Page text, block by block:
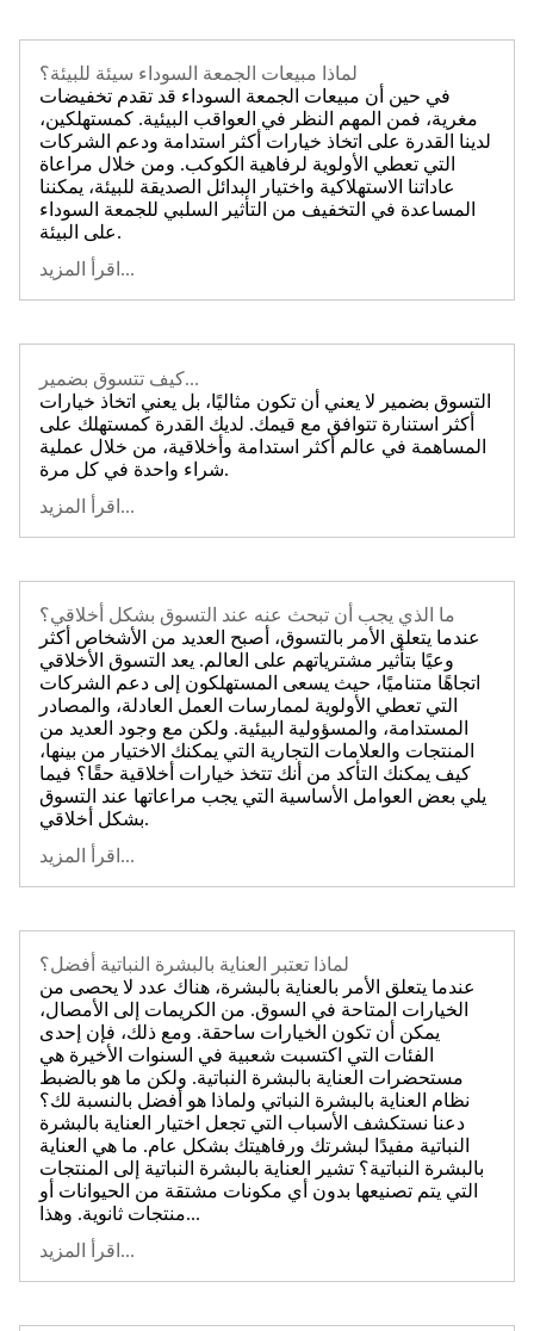
لماذا مبيعات الجمعة السوداء سيئة للبيئة؟
في حين أن مبيعات الجمعة السوداء قد تقدم تخفيضات
مغرية، فمن المهم النظر في العواقب البيئية. كمستهلكين،
لدينا القدرة على اتخاذ خيارات أكثر استدامة ودعم الشركات
التي تعطي الأولوية لرفاهية الكوكب. ومن خلال مراعاة
عاداتنا الاستهلاكية واختيار البدائل الصديقة للبيئة، يمكننا
المساعدة في التخفيف من التأثير السلبي للجمعة السوداء
على البيئة.
اقرأ المزيد...
كيف تتسوق بضمير...
التسوق بضمير لا يعني أن تكون مثاليًا، بل يعني اتخاذ خيارات
أكثر استنارة تتوافق مع قيمك. لديك القدرة كمستهلك على
المساهمة في عالم أكثر استدامة وأخلاقية، من خلال عملية
شراء واحدة في كل مرة.
اقرأ المزيد...
ما الذي يجب أن تبحث عنه عند التسوق بشكل أخلاقي؟
عندما يتعلق الأمر بالتسوق، أصبح العديد من الأشخاص أكثر
وعيًا بتأثير مشترياتهم على العالم. يعد التسوق الأخلاقي
اتجاهًا متناميًا، حيث يسعى المستهلكون إلى دعم الشركات
التي تعطي الأولوية لممارسات العمل العادلة، والمصادر
المستدامة، والمسؤولية البيئية. ولكن مع وجود العديد من
المنتجات والعلامات التجارية التي يمكنك الاختيار من بينها،
كيف يمكنك التأكد من أنك تتخذ خيارات أخلاقية حقًا؟ فيما
يلي بعض العوامل الأساسية التي يجب مراعاتها عند التسوق
بشكل أخلاقي.
اقرأ المزيد...
لماذا تعتبر العناية بالبشرة النباتية أفضل؟
عندما يتعلق الأمر بالعناية بالبشرة، هناك عدد لا يحصى من
الخيارات المتاحة في السوق. من الكريمات إلى الأمصال،
يمكن أن تكون الخيارات ساحقة. ومع ذلك، فإن إحدى
الفئات التي اكتسبت شعبية في السنوات الأخيرة هي
مستحضرات العناية بالبشرة النباتية. ولكن ما هو بالضبط
نظام العناية بالبشرة النباتي ولماذا هو أفضل بالنسبة لك؟
دعنا نستكشف الأسباب التي تجعل اختيار العناية بالبشرة
النباتية مفيدًا لبشرتك ورفاهيتك بشكل عام. ما هي العناية
بالبشرة النباتية؟ تشير العناية بالبشرة النباتية إلى المنتجات
التي يتم تصنيعها بدون أي مكونات مشتقة من الحيوانات أو
منتجات ثانوية. وهذا...
اقرأ المزيد...